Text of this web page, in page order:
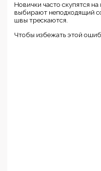
Новички часто скупятся
выбирают неподходящий
швы трескаются.
Чтобы избежать этой